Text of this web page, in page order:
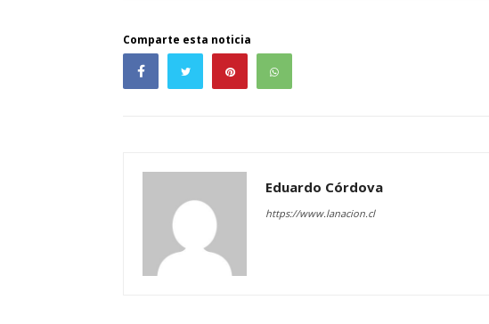
Comparte esta noticia
Eduardo Córdova
https://www.lanacion.cl